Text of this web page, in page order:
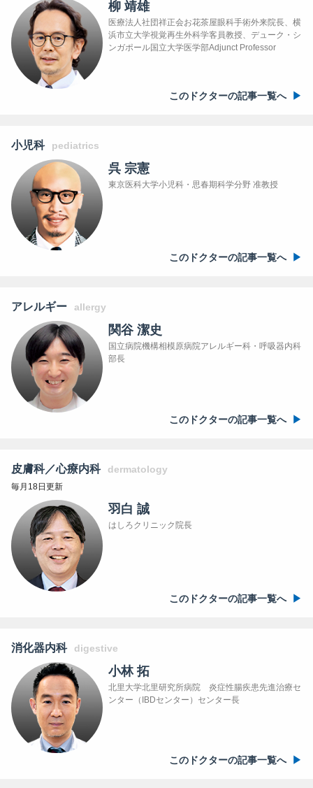
柳 靖雄
医療法人社団祥正会お花茶屋眼科手術外来院長、横
浜市立大学視覚再生外科学客員教授、デューク・シ
ンガポール国立大学医学部Adjunct Professor
このドクターの記事一覧へ
小児科 pediatrics
呉 宗憲
東京医科大学小児科・思春期科学分野 准教授
このドクターの記事一覧へ
アレルギー allergy
関谷 潔史
国立病院機構相模原病院アレルギー科・呼吸器内科
部長
このドクターの記事一覧へ
皮膚科／心療内科 dermatology
毎月18日更新
羽白 誠
はしろクリニック院長
このドクターの記事一覧へ
消化器内科 digestive
小林 拓
北里大学北里研究所病院 炎症性腸疾患先進治療セ
ンター（IBDセンター）センター長
このドクターの記事一覧へ